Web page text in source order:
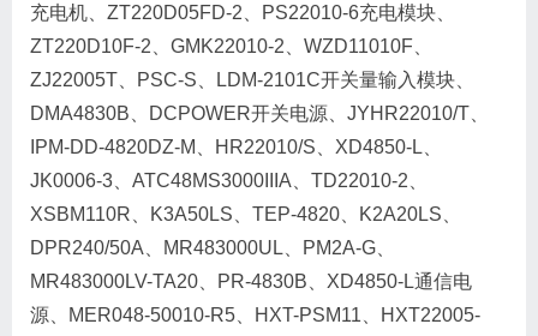
充电机、ZT220D05FD-2、PS22010-6充电模块、
ZT220D10F-2、GMK22010-2、WZD11010F、
ZJ22005T、PSC-S、LDM-2101C开关量输入模块、
DMA4830B、DCPOWER开关电源、JYHR22010/T、
IPM-DD-4820DZ-M、HR22010/S、XD4850-L、
JK0006-3、ATC48MS3000IIIA、TD22010-2、
XSBM110R、K3A50LS、TEP-4820、K2A20LS、
DPR240/50A、MR483000UL、PM2A-G、
MR483000LV-TA20、PR-4830B、XD4850-L通信电
源、MER048-50010-R5、HXT-PSM11、HXT22005-